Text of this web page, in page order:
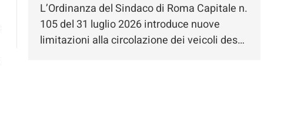
L’Ordinanza del Sindaco di Roma Capitale n.
105 del 31 luglio 2026 introduce nuove
limitazioni alla circolazione dei veicoli des…